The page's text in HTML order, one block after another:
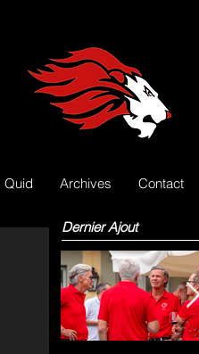
Quid Archives Contact
Dernier Ajout